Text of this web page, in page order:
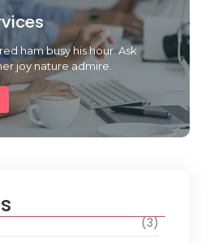
ham busy his hour. Ask
joy nature admire.
(3)